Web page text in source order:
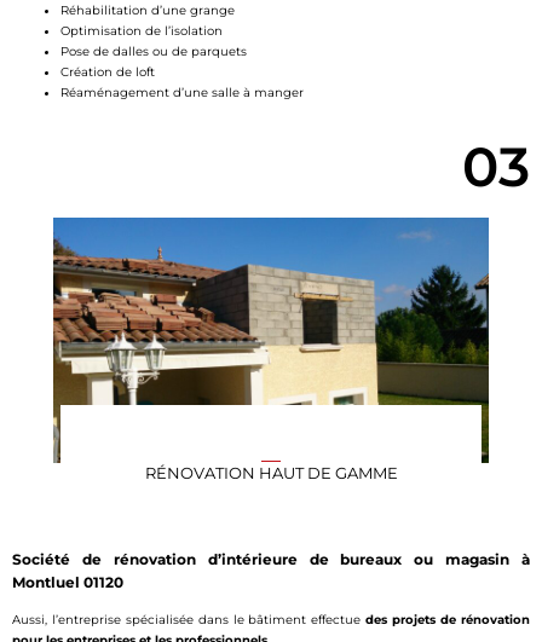
Réhabilitation d’une grange
Optimisation de l’isolation
Pose de dalles ou de parquets
Création de loft
Réaménagement d’une salle à manger
03
RÉNOVATION HAUT DE GAMME
Société de rénovation d’intérieure de bureaux ou magasin à
Montluel 01120
Aussi, l’entreprise spécialisée dans le bâtiment effectuedes projets de rénovation